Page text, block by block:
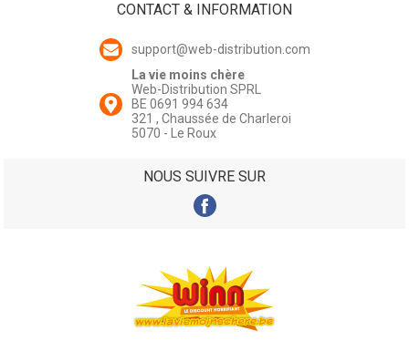
CONTACT & INFORMATION
support@web-distribution.com
La vie moins chère
Web-Distribution SPRL
BE 0691 994 634
321 , Chaussée de Charleroi
5070 - Le Roux
NOUS SUIVRE SUR